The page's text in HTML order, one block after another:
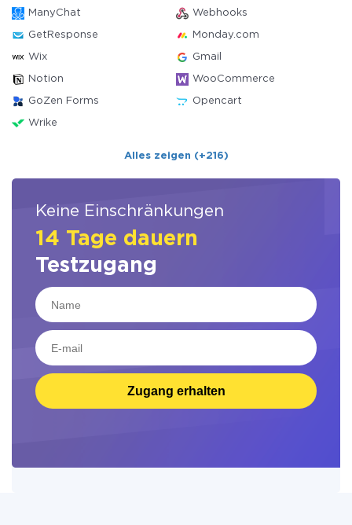
ManyChat Webhooks
GetResponse Monday.com
Wix Gmail
Notion WooCommerce
GoZen Forms Opencart
Wrike
Alles zeigen (+216)
Keine Einschränkungen
14 Tage dauern
Testzugang
Zugang erhalten